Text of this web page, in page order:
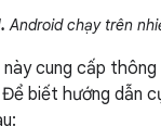
Android chạy trên
này cung cấp
biết hướng dẫn